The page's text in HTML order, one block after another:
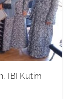
IBI Kutim